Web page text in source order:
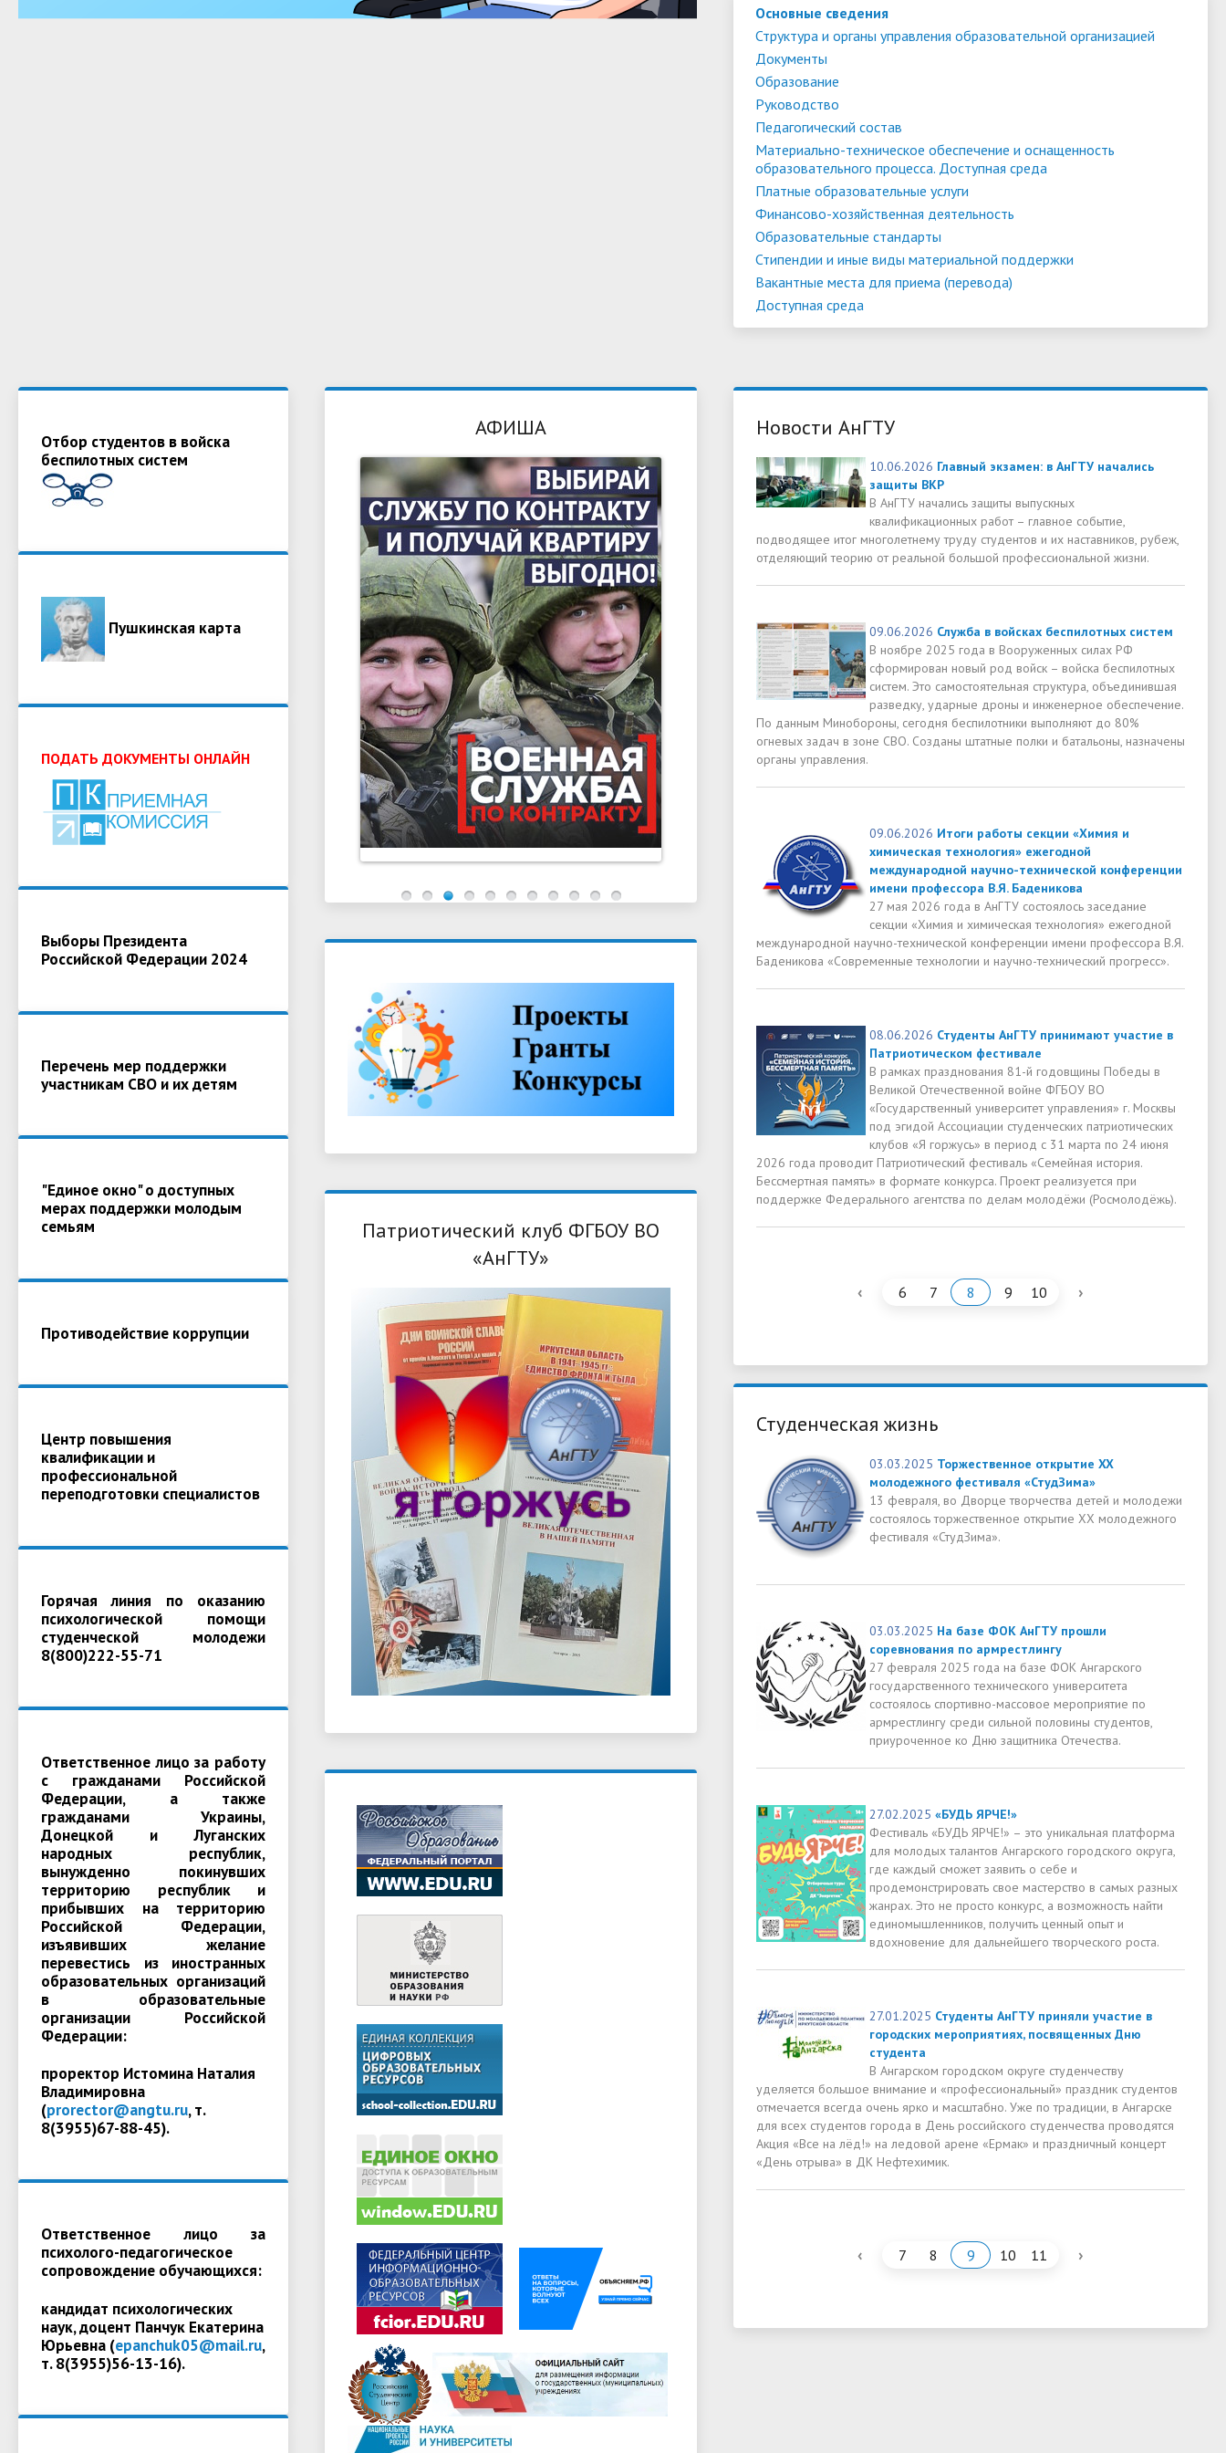
Основные сведения
Структура и органы управления образовательной организацией
Документы
Образование
Руководство
Педагогический состав
Материально-техническое обеспечение и оснащенность
образовательного процесса. Доступная среда
Платные образовательные услуги
Финансово-хозяйственная деятельность
Образовательные стандарты
Стипендии и иные виды материальной поддержки
Вакантные места для приема (перевода)
Доступная среда
Отбор студентов в войска
беспилотных систем
Пушкинская карта
ПОДАТЬ ДОКУМЕНТЫ ОНЛАЙН
Выборы Президента
Российской Федерации 2024
Перечень мер поддержки
участникам СВО и их детям
"Единое окно" о доступных
мерах поддержки молодым
семьям
Противодействие коррупции
Центр повышения
квалификации и
профессиональной
переподготовки специалистов
Горячая линия по оказанию
психологической помощи
студенческой молодежи
8(800)222-55-71
Ответственное лицо за работу
с гражданами Российской
Федерации, а также
гражданами Украины,
Донецкой и Луганских
народных республик,
вынужденно покинувших
территорию республик и
прибывших на территорию
Российской Федерации,
изъявивших желание
перевестись из иностранных
образовательных организаций
в образовательные
организации Российской
Федерации:
проректор Истомина Наталия
Владимировна
(prorector@angtu.ru, т.
8(3955)67-88-45).
Ответственное лицо за
психолого-педагогическое
сопровождение обучающихся:
кандидат психологических
наук, доцент Панчук Екатерина
Юрьевна (epanchuk05@mail.ru,
т. 8(3955)56-13-16).
АФИША
Патриотический клуб ФГБОУ ВО
«АнГТУ»
Новости АнГТУ
10.06.2026 Главный экзамен: в АнГТУ начались
защиты ВКР
В АнГТУ начались защиты выпускных
квалификационных работ – главное событие,
подводящее итог многолетнему труду студентов и их наставников, рубеж,
отделяющий теорию от реальной большой профессиональной жизни.
09.06.2026 Служба в войсках беспилотных систем
В ноябре 2025 года в Вооруженных силах РФ
сформирован новый род войск – войска беспилотных
систем. Это самостоятельная структура, объединившая
разведку, ударные дроны и инженерное обеспечение.
По данным Минобороны, сегодня беспилотники выполняют до 80%
огневых задач в зоне СВО. Созданы штатные полки и батальоны, назначены
органы управления.
09.06.2026 Итоги работы секции «Химия и
химическая технология» ежегодной
международной научно-технической конференции
имени профессора В.Я. Баденикова
27 мая 2026 года в АнГТУ состоялось заседание
секции «Химия и химическая технология» ежегодной
международной научно-технической конференции имени профессора В.Я.
Баденикова «Современные технологии и научно-технический прогресс».
08.06.2026 Студенты АнГТУ принимают участие в
Патриотическом фестивале
В рамках празднования 81-й годовщины Победы в
Великой Отечественной войне ФГБОУ ВО
«Государственный университет управления» г. Москвы
под эгидой Ассоциации студенческих патриотических
клубов «Я горжусь» в период с 31 марта по 24 июня
2026 года проводит Патриотический фестиваль «Семейная история.
Бессмертная память» в формате конкурса. Проект реализуется при
поддержке Федерального агентства по делам молодёжи (Росмолодёжь).
‹ 6 7 8 9 10 ›
Студенческая жизнь
03.03.2025 Торжественное открытие XX
молодежного фестиваля «СтудЗима»
13 февраля, во Дворце творчества детей и молодежи
состоялось торжественное открытие XX молодежного
фестиваля «СтудЗима».
03.03.2025 На базе ФОК АнГТУ прошли
соревнования по армрестлингу
27 февраля 2025 года на базе ФОК Ангарского
государственного технического университета
состоялось спортивно-массовое мероприятие по
армрестлингу среди сильной половины студентов,
приуроченное ко Дню защитника Отечества.
27.02.2025 «БУДЬ ЯРЧЕ!»
Фестиваль «БУДЬ ЯРЧЕ!» – это уникальная платформа
для молодых талантов Ангарского городского округа,
где каждый сможет заявить о себе и
продемонстрировать свое мастерство в самых разных
жанрах. Это не просто конкурс, а возможность найти
единомышленников, получить ценный опыт и
вдохновение для дальнейшего творческого роста.
27.01.2025 Студенты АнГТУ приняли участие в
городских мероприятиях, посвященных Дню
студента
В Ангарском городском округе студенчеству
уделяется большое внимание и «профессиональный» праздник студентов
отмечается всегда очень ярко и масштабно. Уже по традиции, в Ангарске
для всех студентов города в День российского студенчества проводятся
Акция «Все на лёд!» на ледовой арене «Ермак» и праздничный концерт
«День отрыва» в ДК Нефтехимик.
‹ 7 8 9 10 11 ›